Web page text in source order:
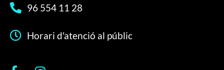
96 554 11 28
Horari d'atenció al públic